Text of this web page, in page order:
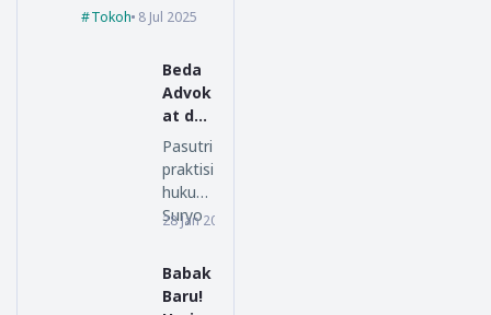
Tokoh 8 Jul 2025
Beda
Advok
at dan
Lawye
r, Ini
Penjel
asan
SM
Office
Pasutri
praktisi
hukum
Suryo
M.H.,
da…
opini
28 Jan 2026
Babak
Baru!